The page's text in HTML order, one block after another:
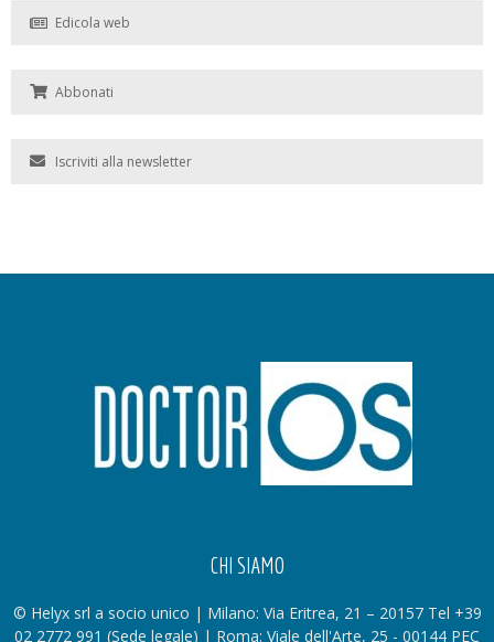
Edicola web
Abbonati
Iscriviti alla newsletter
CHI SIAMO
© Helyx srl a socio unico | Milano: Via Eritrea, 21 – 20157 Tel +39
02 2772 991 (Sede legale) | Roma: Viale dell'Arte, 25 - 00144 PEC